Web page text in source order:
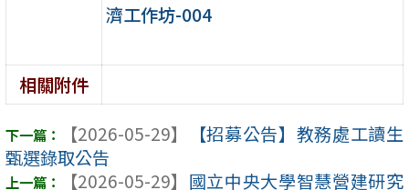
濟工作坊-004
相關附件
【2026-05-29】
【招募公告】教務處工讀生
甄選錄取公告
【2026-05-29】 國立中央大學智慧營建研究